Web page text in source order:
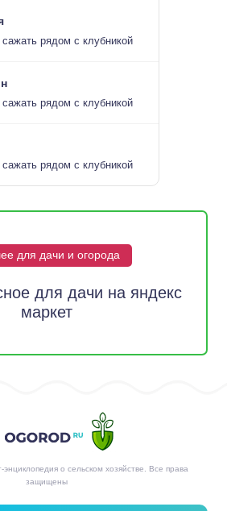
рядом с клубникой
рядом с клубникой
рядом с клубникой
для дачи и огорода
для дачи на яндекс
маркет
о сельском хозяйстве. Все права
защищены